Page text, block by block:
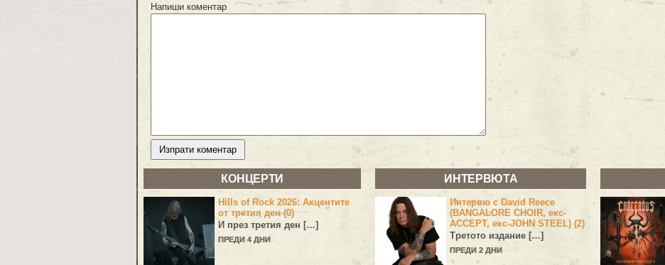
Напиши коментар
КОНЦЕРТИ
Hills of Rock 2026: Акцентите
от третия ден (0)
И през третия ден […]
ПРЕДИ 4 ДНИ
ИНТЕРВЮТА
Интервю с David Reece
(BANGALORE CHOIR, екс-
ACCEPT, екс-JOHN STEEL) (2)
Третото издание […]
ПРЕДИ 2 ДНИ